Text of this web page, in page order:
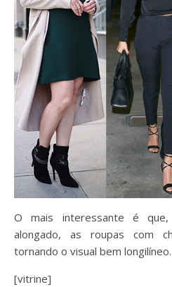
O mais interessante é
alongado, as roupas com
tornando o visual bem longilíneo.
[vitrine]